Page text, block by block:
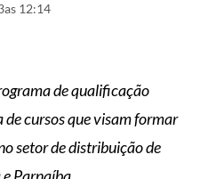
as 12:14
de qualificação
cursos que visam formar
setor de distribuição de